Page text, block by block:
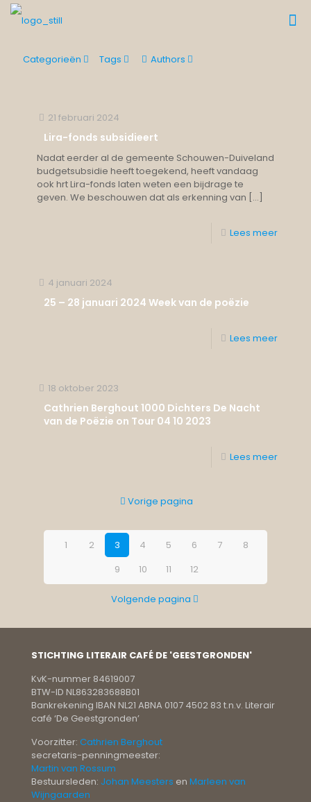
Categorieën Tags Authors
21 februari 2024
Lira-fonds subsidieert
Nadat eerder al de gemeente Schouwen-Duiveland
budgetsubsidie heeft toegekend, heeft vandaag
ook hrt Lira-fonds laten weten een bijdrage te
geven. We beschouwen dat als erkenning van […]
Lees meer
4 januari 2024
25 – 28 januari 2024 Week van de poëzie
Lees meer
18 oktober 2023
Cathrien Berghout 1000 Dichters De Nacht
van de Poëzie on Tour 04 10 2023
Lees meer
Vorige pagina
1 2 3 4 5 6 7
8
9
10 11 12
Volgende pagina
STICHTING LITERAIR CAFÉ DE 'GEESTGRONDEN'
KvK-nummer 84619007
BTW-ID NL863283688B01
Bankrekening IBAN NL21 ABNA 0107 4502 83 t.n.v. Literair
café ‘De Geestgronden’
Voorzitter: Cathrien Berghout
secretaris-penningmeester:
Martin van Rossum
Bestuursleden: Johan Meesters en Marleen van
Wijngaarden